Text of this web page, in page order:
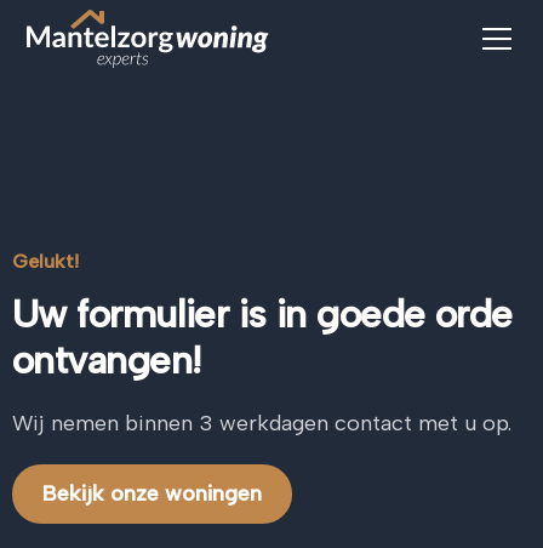
Gelukt!
Uw formulier is in goede orde
ontvangen!
Wij nemen binnen 3 werkdagen contact met u op.
Bekijk onze woningen